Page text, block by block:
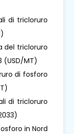
di tricloruro
del tricloruro
(USD/MT)
di fosforo
di tricloruro
in Nord